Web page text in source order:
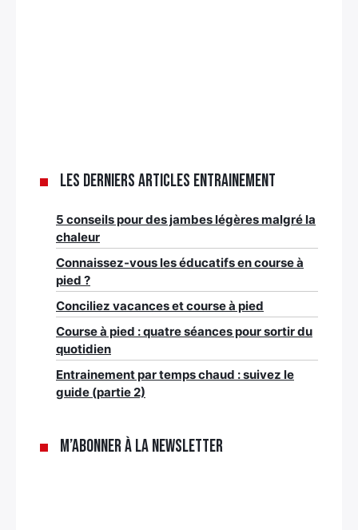
Les derniers articles Entrainement
5 conseils pour des jambes légères malgré la
chaleur
Connaissez-vous les éducatifs en course à
pied ?
Conciliez vacances et course à pied
Course à pied : quatre séances pour sortir du
quotidien
Entrainement par temps chaud : suivez le
guide (partie 2)
M’abonner à la newsletter